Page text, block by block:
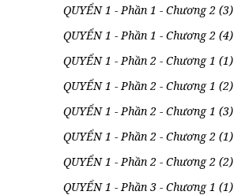
QUYỂN 1 - Phần 1 - Chương 2 (3)
QUYỂN 1 - Phần 1 - Chương 2 (4)
QUYỂN 1 - Phần 2 - Chương 1 (1)
QUYỂN 1 - Phần 2 - Chương 1 (2)
QUYỂN 1 - Phần 2 - Chương 1 (3)
QUYỂN 1 - Phần 2 - Chương 2 (1)
QUYỂN 1 - Phần 2 - Chương 2 (2)
QUYỂN 1 - Phần 3 - Chương 1 (1)